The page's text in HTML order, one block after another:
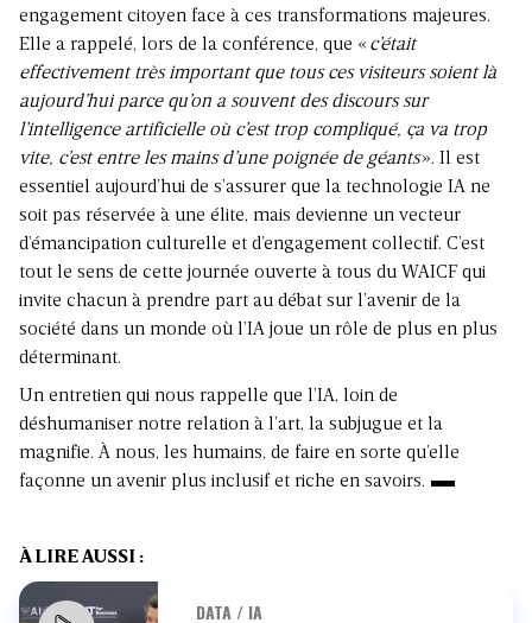
engagement citoyen face à ces transformations majeures.
Elle a rappelé, lors de la conférence, que «c’était
effectivement très important que tous ces visiteurs soient là
aujourd’hui parce qu’on a souvent des discours sur
l’intelligence artificielle où c’est trop compliqué, ça va trop
vite, c’est entre les mains d’une poignée de géants». Il est
essentiel aujourd’hui de s’assurer que la technologie IA ne
soit pas réservée à une élite, mais devienne un vecteur
d’émancipation culturelle et d’engagement collectif. C’est
tout le sens de cette journée ouverte à tous du WAICF qui
invite chacun à prendre part au débat sur l’avenir de la
société dans un monde où l’IA joue un rôle de plus en plus
déterminant.
Un entretien qui nous rappelle que l’IA, loin de
déshumaniser notre relation à l’art, la subjugue et la
magnifie. À nous, les humains, de faire en sorte qu’elle
façonne un avenir plus inclusif et riche en savoirs.
À LIRE AUSSI :
DATA / IA